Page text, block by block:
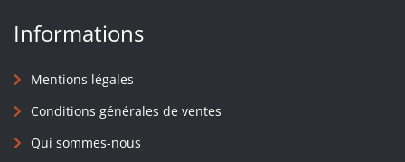
Informations
Mentions légales
Conditions générales de ventes
Qui sommes-nous